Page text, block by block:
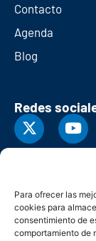
Para ofrecer las
cookies para
consentimiento de
comportamiento de
Contacto
Agenda
Blog
Redes